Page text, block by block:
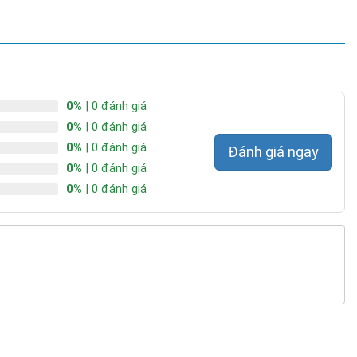
0% | 0 đánh giá
0% | 0 đánh giá
0% | 0 đánh giá
0% | 0 đánh giá
0% | 0 đánh giá
Đánh giá ngay